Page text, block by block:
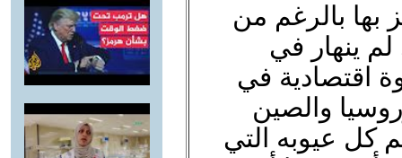
بالرغم من
لم ينهار في
اقتصادية في
والصين
كل عيوبه التي